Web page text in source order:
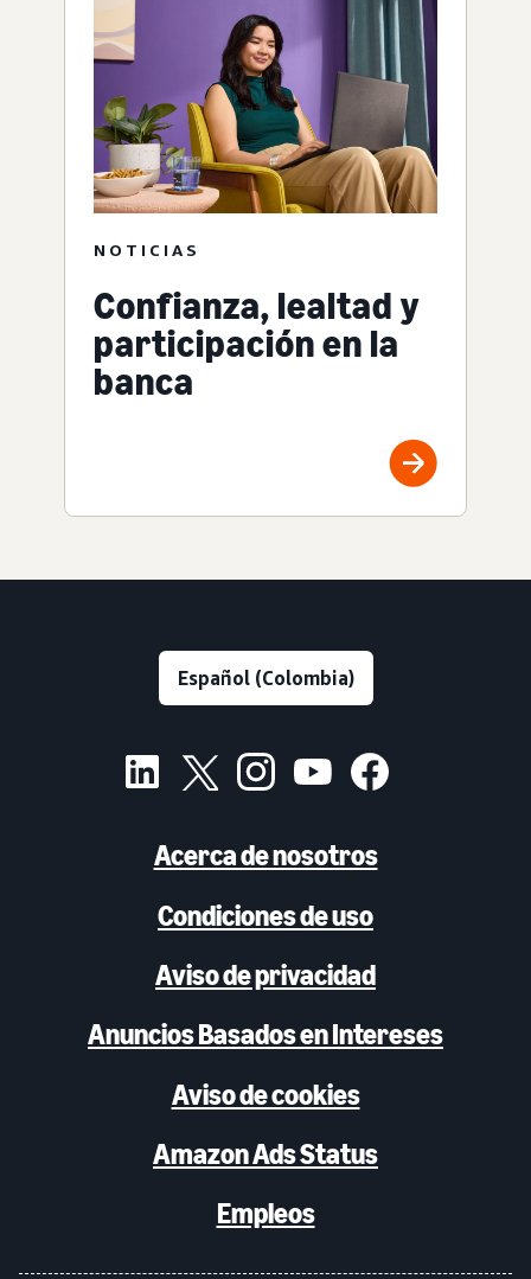
NOTICIAS
Confianza, lealtad y
participación en la
banca
Acerca de nosotros
Condiciones de uso
Aviso de privacidad
Anuncios Basados en Intereses
Aviso de cookies
Amazon Ads Status
Empleos